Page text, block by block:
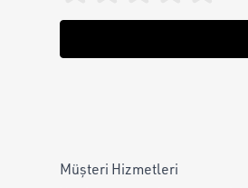
Müşteri Hizmetleri